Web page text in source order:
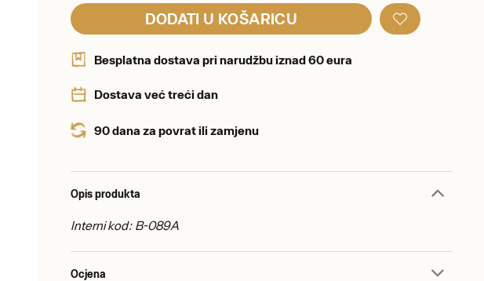
DODATI U KOŠARICU
Besplatna dostava pri narudžbu iznad 60 eura
Dostava već treći dan
90 dana za povrat ili zamjenu
Opis produkta
Interni kod: B-089A
Ocjena